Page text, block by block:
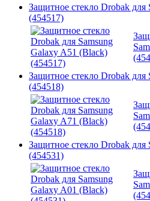
Защитное стекло Drobak
(454517)
Защитное стекло Drobak
(454518)
Защитное стекло Drobak
(454531)